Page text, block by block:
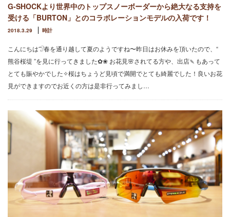
G-SHOCKより世界中のトップスノーボーダーから絶大なる支持を
受ける「BURTON」とのコラボレーションモデルの入荷です！
2018.3.29 時計
こんにちは𓅿春を通り越して夏のようですね〜昨日はお休みを頂いたので、“
熊谷桜堤 ”を見に行ってきました✿❀ お花見🌸されてる方や、出店🍡もあって
とても賑やかでした✧桜はちょうど見頃で満開でとても綺麗でした！良いお花
見ができますのでお近くの方は是非行ってみまし…